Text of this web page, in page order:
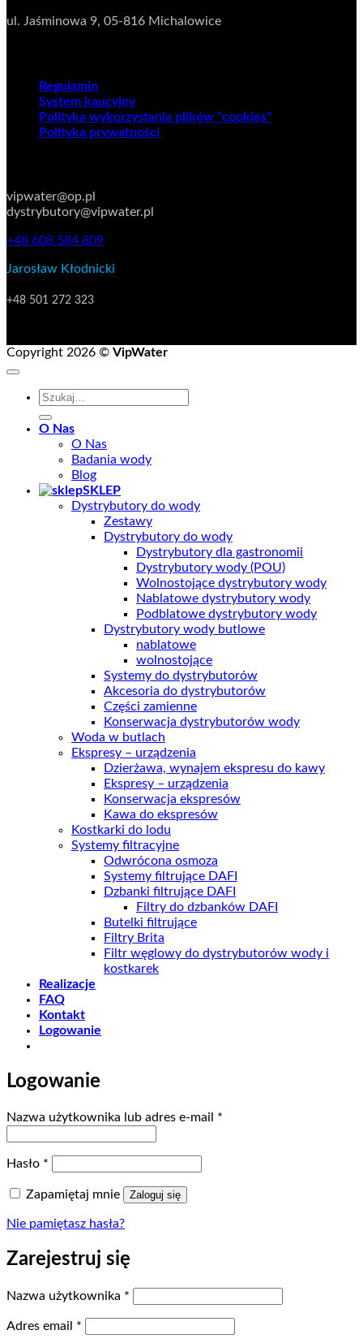
ul. Jaśminowa 9, 05-816 Michalowice
Regulamin
System kaucyjny
Polityka wykorzystania plików "cookies"
Polityka prywatności
vipwater@op.pl
dystrybutory@vipwater.pl
+48 608 584 809
Jarosław Kłodnicki
+48 501 272 323
Copyright 2026 © VipWater
Szukaj:
O Nas
O Nas
Badania wody
Blog
SKLEP
Dystrybutory do wody
Zestawy
Dystrybutory do wody
Dystrybutory dla gastronomii
Dystrybutory wody (POU)
Wolnostojące dystrybutory wody
Nablatowe dystrybutory wody
Podblatowe dystrybutory wody
Dystrybutory wody butlowe
nablatowe
wolnostojące
Systemy do dystrybutorów
Akcesoria do dystrybutorów
Części zamienne
Konserwacja dystrybutorów wody
Woda w butlach
Ekspresy – urządzenia
Dzierżawa, wynajem ekspresu do kawy
Ekspresy – urządzenia
Konserwacja ekspresów
Kawa do ekspresów
Kostkarki do lodu
Systemy filtracyjne
Odwrócona osmoza
Systemy filtrujące DAFI
Dzbanki filtrujące DAFI
Filtry do dzbanków DAFI
Butelki filtrujące
Filtry Brita
Filtr węglowy do dystrybutorów wody i
kostkarek
Realizacje
FAQ
Kontakt
Logowanie
Logowanie
Nazwa użytkownika lub adres e-mail *
Hasło *
Zapamiętaj mnie Zaloguj się
Nie pamiętasz hasła?
Zarejestruj się
Nazwa użytkownika *
Adres email *